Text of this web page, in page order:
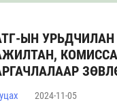
ЫН УРЬДЧИЛАН
2024-11-05